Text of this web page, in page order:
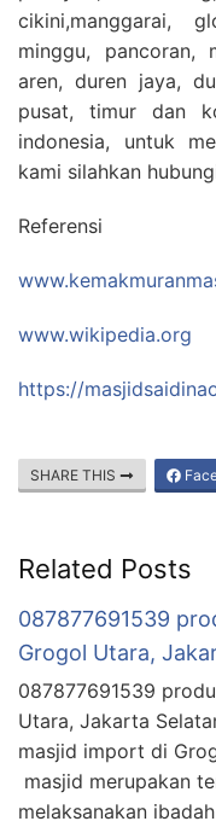
cikini,manggarai,
minggu, pancoran,
aren, duren jaya,
pusat, timur dan
indonesia, untuk
kami silahkan
Referensi
www.wikipedia.org
https://
SHARE THIS
Related Posts
087877691539
Grogol Utara,
087877691539
Utara, Jakarta
masjid import di
masjid merupakan
melaksanakan